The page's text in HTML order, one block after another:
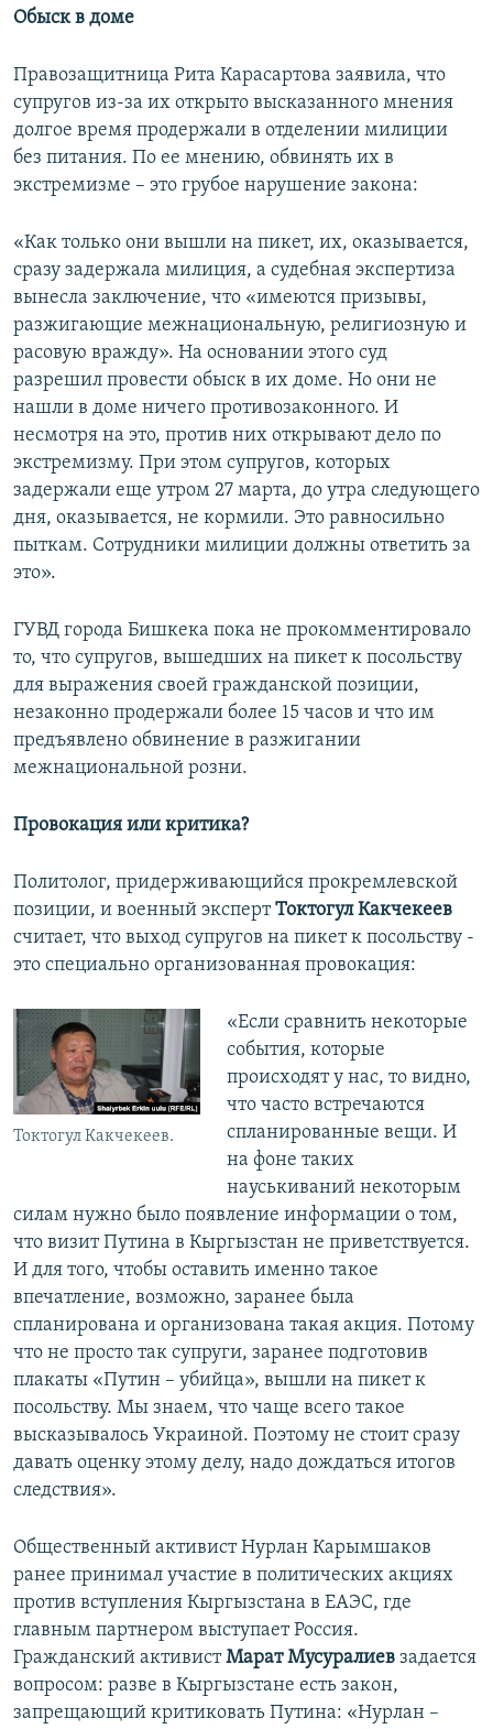
Обыск в доме
Правозащитница Рита Карасартова заявила, что
супругов из-за их открыто высказанного мнения
долгое время продержали в отделении милиции
без питания. По ее мнению, обвинять их в
экстремизме – это грубое нарушение закона:
«Как только они вышли на пикет, их, оказывается,
сразу задержала милиция, а судебная экспертиза
вынесла заключение, что «имеются призывы,
разжигающие межнациональную, религиозную и
расовую вражду». На основании этого суд
разрешил провести обыск в их доме. Но они не
нашли в доме ничего противозаконного. И
несмотря на это, против них открывают дело по
экстремизму. При этом супругов, которых
задержали еще утром 27 марта, до утра следующего
дня, оказывается, не кормили. Это равносильно
пыткам. Сотрудники милиции должны ответить за
это».
ГУВД города Бишкека пока не прокомментировало
то, что супругов, вышедших на пикет к посольству
для выражения своей гражданской позиции,
незаконно продержали более 15 часов и что им
предъявлено обвинение в разжигании
межнациональной розни.
Провокация или критика?
Политолог, придерживающийся прокремлевской
позиции, и военный экспертТоктогул Какчекеев
считает, что выход супругов на пикет к посольству -
это специально организованная провокация:
Токтогул Какчекеев.
«Если сравнить некоторые
события, которые
происходят у нас, то видно,
что часто встречаются
спланированные вещи. И
на фоне таких
науськиваний некоторым
силам нужно было появление информации о том,
что визит Путина в Кыргызстан не приветствуется.
И для того, чтобы оставить именно такое
впечатление, возможно, заранее была
спланирована и организована такая акция. Потому
что не просто так супруги, заранее подготовив
плакаты «Путин – убийца», вышли на пикет к
посольству. Мы знаем, что чаще всего такое
высказывалось Украиной. Поэтому не стоит сразу
давать оценку этому делу, надо дождаться итогов
следствия».
Общественный активист Нурлан Карымшаков
ранее принимал участие в политических акциях
против вступления Кыргызстана в ЕАЭС, где
главным партнером выступает Россия.
Гражданский активистМарат Мусуралиев задается
вопросом: разве в Кыргызстане есть закон,
запрещающий критиковать Путина: «Нурлан –